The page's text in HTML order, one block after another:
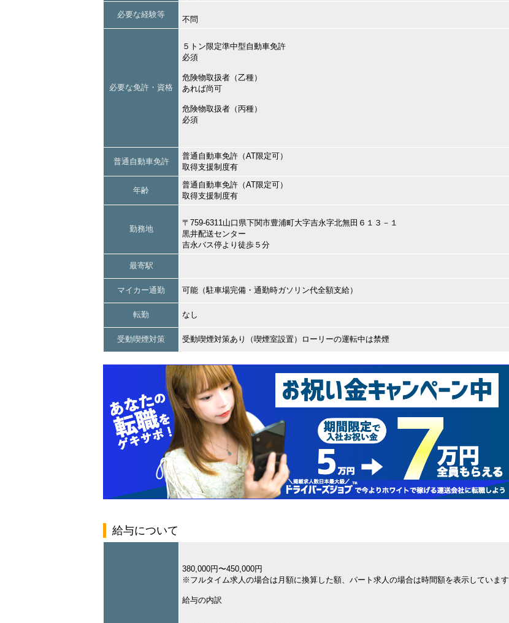
必要な経験等
不問
必要な免許・資格
５トン限定準中型自動車免許
必須
危険物取扱者（乙種）
あれば尚可
危険物取扱者（丙種）
必須
普通自動車免許
普通自動車免許（AT限定可）
取得支援制度有
年齢
普通自動車免許（AT限定可）
取得支援制度有
勤務地
〒759-6311山口県下関市豊浦町大字吉永字北無田６１３－１
黒井配送センター
吉永バス停より徒歩５分
最寄駅
マイカー通勤 可能（駐車場完備・通勤時ガソリン代全額支給）
転勤 なし
受動喫煙対策 受動喫煙対策あり（喫煙室設置）ローリーの運転中は禁煙
給与について
380,000円〜450,000円
※フルタイム求人の場合は月額に換算した額、パート求人の場合は時間額を表示しています
給与の内訳